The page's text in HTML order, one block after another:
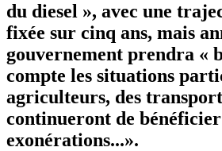
du diesel », avec une
fixée sur cinq ans, mais
gouvernement prendra «
compte les situations
agriculteurs, des
continueront de
exonérations...».